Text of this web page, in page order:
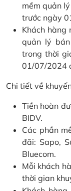
mềm quản
trước ngày
Khách hàng
quản lý
trong thời
01/07/2024
Chi tiết về
Tiền hoàn
BIDV.
Các phần
đãi: Sapo,
Bluecom.
Mỗi khách
thời gian